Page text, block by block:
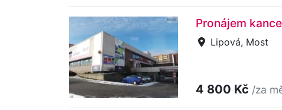
Pronájem
Lipová, Most
4 800 Kč /za